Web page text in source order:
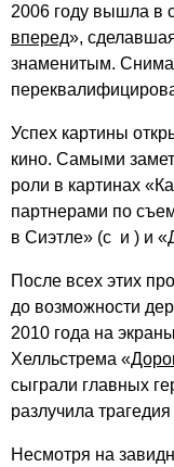
2006 году вышла в
вперед»,
знаменитым.
Успех картины
кино. Самыми
роли в картинах
партнерами по
в Сиэтле» (с и ) и «
После всех этих
до возможности
2010 года на
Хелльстрема «
сыграли главных
разлучила
Несмотря на